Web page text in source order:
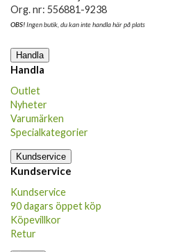
Org. nr: 556881-9238
OBS!Ingen butik, du kan inte handla här på plats
Handla
Handla
Outlet
Nyheter
Varumärken
Specialkategorier
Kundservice
Kundservice
Kundservice
90 dagars öppet köp
Köpevillkor
Retur